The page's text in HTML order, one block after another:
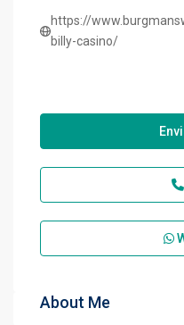
https://
billy-casino/
About Me